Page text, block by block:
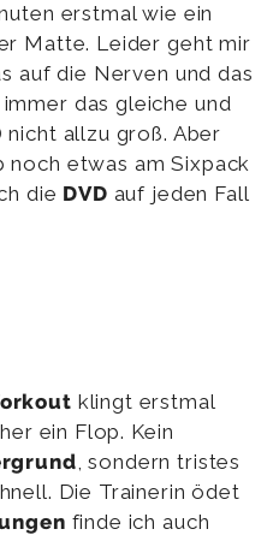
erstmal wie ein
Matte. Leider geht mir
auf die Nerven und das
das gleiche und
nicht allzu groß. Aber
etwas am Sixpack
die DVD auf jeden Fall
klingt erstmal
ein Flop. Kein
, sondern tristes
Die Trainerin ödet
finde ich auch